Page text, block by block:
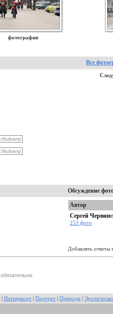
фотография
Все
Обсуждение
Автор
Сергей
253 фото
Добавлять ответы
обязательна.
Натюрморт Портрет Природа